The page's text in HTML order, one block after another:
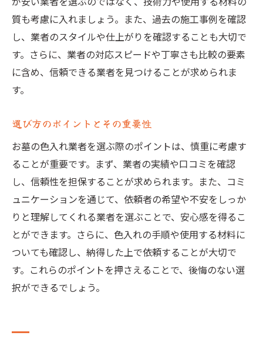
質も考慮に入れましょう。また、過去の施工事例を確認
し、業者のスタイルや仕上がりを確認することも大切で
す。さらに、業者の対応スピードや丁寧さも比較の要素
に含め、信頼できる業者を見つけることが求められま
す。
選び方のポイントとその重要性
お墓の色入れ業者を選ぶ際のポイントは、慎重に考慮す
ることが重要です。まず、業者の実績や口コミを確認
し、信頼性を担保することが求められます。また、コミ
ュニケーションを通じて、依頼者の希望や不安をしっか
りと理解してくれる業者を選ぶことで、安心感を得るこ
とができます。さらに、色入れの手順や使用する材料に
ついても確認し、納得した上で依頼することが大切で
す。これらのポイントを押さえることで、後悔のない選
択ができるでしょう。